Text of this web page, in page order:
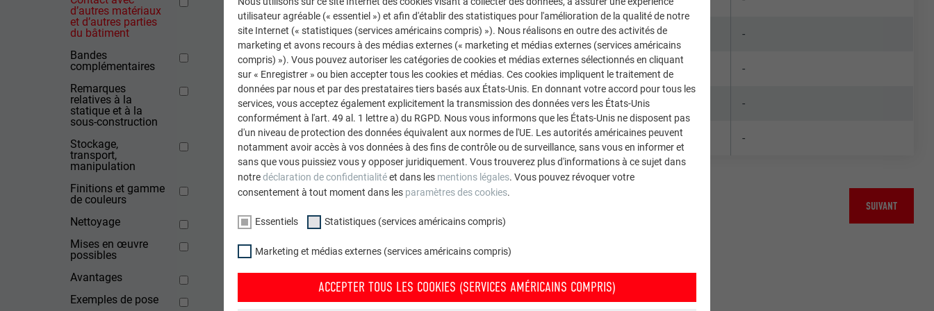
d’autres matériaux
et d’autres parties
du bâtiment
Bandes
complémentaires
Remarques
relatives à la
statique et à la
sous-construction
Stockage,
transport,
manipulation
Finitions et gamme
de couleurs
Nettoyage
Mises en œuvre
possibles
Avantages
Exemples de pose
Acier non protégé - - -
Cuivre - - -
Béton sec + + -
Béton non pris - - -
SUIVANT
utilisateur agréable (« essentiel ») et afin d'établir des statistiques pour l'amélioration de la qualité de notre
site Internet (« statistiques (services américains compris) »). Nous réalisons en outre des activités de
marketing et avons recours à des médias externes (« marketing et médias externes (services américains
compris) »). Vous pouvez autoriser les catégories de cookies et médias externes sélectionnés en cliquant
sur « Enregistrer » ou bien accepter tous les cookies et médias. Ces cookies impliquent le traitement de
données par nous et par des prestataires tiers basés aux États-Unis. En donnant votre accord pour tous les
services, vous acceptez également explicitement la transmission des données vers les États-Unis
conformément à l'art. 49 al. 1 lettre a) du RGPD. Nous vous informons que les États-Unis ne disposent pas
d'un niveau de protection des données équivalent aux normes de l'UE. Les autorités américaines peuvent
notamment avoir accès à vos données à des fins de contrôle ou de surveillance, sans vous en informer et
sans que vous puissiez vous y opposer juridiquement. Vous trouverez plus d'informations à ce sujet dans
notredéclaration de confidentialitéet dans les mentions légales. Vous pouvez révoquer votre
consentement à tout moment dans les paramètres des cookies.
Essentiels Statistiques (services américains compris)
Marketing et médias externes (services américains compris)
ACCEPTER TOUS LES COOKIES (SERVICES AMÉRICAINS COMPRIS)